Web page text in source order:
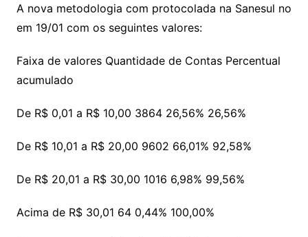
A nova metodologia com protocolada na Sanesul no
em 19/01 com os seguintes valores:
Faixa de valores Quantidade de Contas Percentual
acumulado
De R$ 0,01 a R$ 10,00 3864 26,56% 26,56%
De R$ 10,01 a R$ 20,00 9602 66,01% 92,58%
De R$ 20,01 a R$ 30,00 1016 6,98% 99,56%
Acima de R$ 30,01 64 0,44% 100,00%